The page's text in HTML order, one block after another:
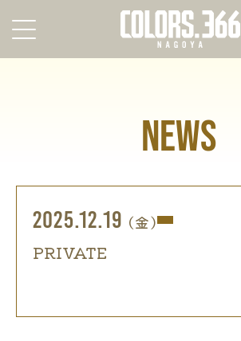
NEWS
2025.12.19 (金)
PRIVATE